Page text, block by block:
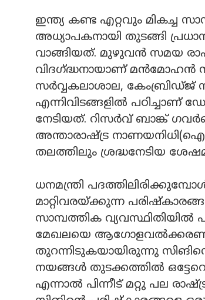
ഇന്ത്യ കണ്ട എറ്റവും മികച്ച
അധ്യാപകനായി തുടങ്ങി
വാങ്ങിയത്. മുഴുവന്‍ സമയ
വിദഗ്ദ്ധനായാണ് മന്‍മോഹന്‍
സര്‍വ്വകലാശാല,
എന്നിവിടങ്ങളില്‍
നേടിയത്. റിസര്‍വ് ബാങ്ക്
അന്താരാഷ്ട്ര
തലത്തിലും ശ്രദ്ധനേടിയ
ധനമന്ത്രി
മാറ്റിവരയ്ക്കുന്ന
സാമ്പത്തിക വ്യവസ്ഥിതിയില്‍
മേഖലയെ
തുറന്നിടുകയായിരുന്നു
നയങ്ങള്‍ തുടക്കത്തില്‍
എന്നാല്‍ പിന്നീട് മറ്റു പല